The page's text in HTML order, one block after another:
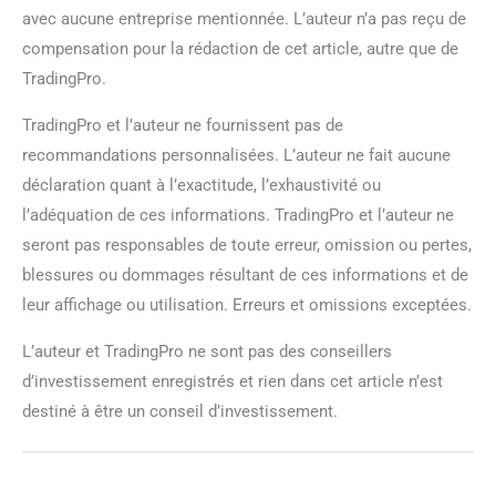
avec aucune entreprise mentionnée. L’auteur n’a pas reçu de
compensation pour la rédaction de cet article, autre que de
TradingPro.
TradingPro et l’auteur ne fournissent pas de
recommandations personnalisées. L’auteur ne fait aucune
déclaration quant à l’exactitude, l’exhaustivité ou
l’adéquation de ces informations. TradingPro et l’auteur ne
seront pas responsables de toute erreur, omission ou pertes,
blessures ou dommages résultant de ces informations et de
leur affichage ou utilisation. Erreurs et omissions exceptées.
L’auteur et TradingPro ne sont pas des conseillers
d’investissement enregistrés et rien dans cet article n’est
destiné à être un conseil d’investissement.